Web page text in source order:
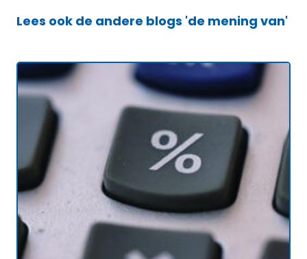
Lees ook de andere blogs 'de mening van'